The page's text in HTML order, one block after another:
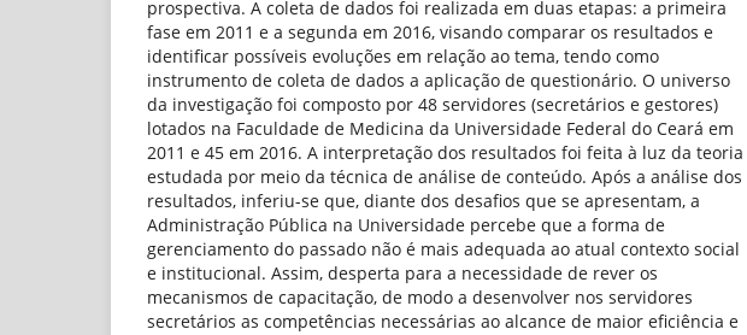
prospectiva. A coleta de dados foi realizada em duas etapas: a primeira
fase em 2011 e a segunda em 2016, visando comparar os resultados e
identificar possíveis evoluções em relação ao tema, tendo como
instrumento de coleta de dados a aplicação de questionário. O universo
da investigação foi composto por 48 servidores (secretários e gestores)
lotados na Faculdade de Medicina da Universidade Federal do Ceará em
2011 e 45 em 2016. A interpretação dos resultados foi feita à luz da teoria
estudada por meio da técnica de análise de conteúdo. Após a análise dos
resultados, inferiu-se que, diante dos desafios que se apresentam, a
Administração Pública na Universidade percebe que a forma de
gerenciamento do passado não é mais adequada ao atual contexto social
e institucional. Assim, desperta para a necessidade de rever os
mecanismos de capacitação, de modo a desenvolver nos servidores
secretários as competências necessárias ao alcance de maior eficiência e